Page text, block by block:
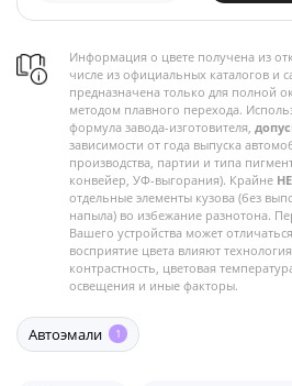
Информация о цвете получена из
числе из официальных каталогов и
предназначена только для полной
методом плавного перехода.
формула завода-изготовителя,
зависимости от года выпуска
производства, партии и типа
конвейер, УФ-выгорания). Крайне
отдельные элементы кузова (без
напыла) во избежание разнотона.
Вашего устройства может
восприятие цвета влияют
контрастность, цветовая
освещения и иные факторы.
Автоэмали 1